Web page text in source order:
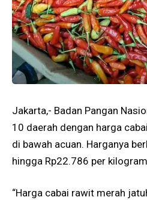
Jakarta,- Badan Pangan
10 daerah dengan harga
di bawah acuan. Harganya
hingga Rp22.786 per
“Harga cabai rawit merah